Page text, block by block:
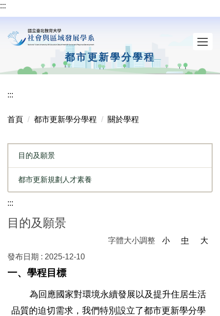
跳
到
主
要
:::
都市更新學分學程
:::
首頁 都市更新學分學程 關於學程
目的及願景
都市更新規劃人才素養
:::
目的及願景
字體大小調整 小 中
大
發布日期 : 2025-12-10
一、學程目標
為回應國家對環境永續發展以及提升住居生活
品質的迫切需求，我們特別設立了都市更新學分學